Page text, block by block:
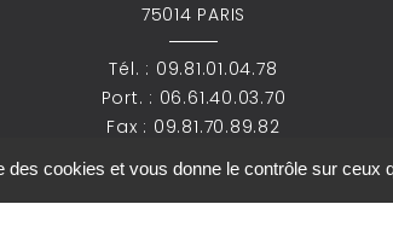
75014 PARIS
Tél. : 09.81.01.04.78
Port. : 06.61.40.03.70
Fax : 09.81.70.89.82
ccp.avocat@gmail.com
des cookies et vous donne le contrôle sur ceux